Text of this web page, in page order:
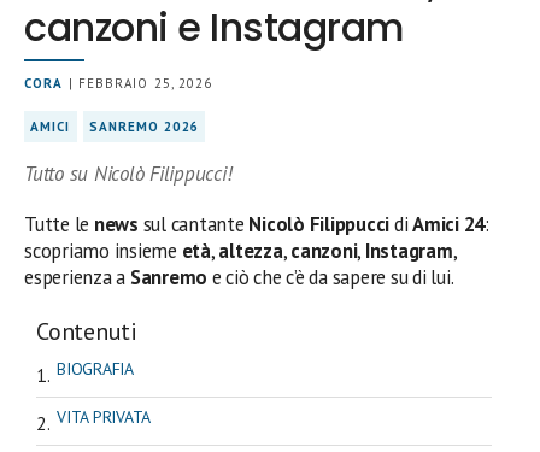
canzoni e Instagram
CORA | FEBBRAIO 25, 2026
AMICI SANREMO 2026
Tutto su Nicolò Filippucci!
Tutte le news sul cantante Nicolò FilippuccidiAmici 24:
scopriamo insieme età,altezza,canzoni, Instagram,
esperienza a Sanremo e ciò che c’è da sapere su di lui.
Contenuti
BIOGRAFIA
VITA PRIVATA